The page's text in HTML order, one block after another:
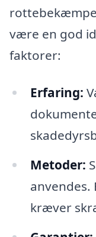
være en god
faktorer:
Erfaring:
Metoder:
anvendes.
kræver